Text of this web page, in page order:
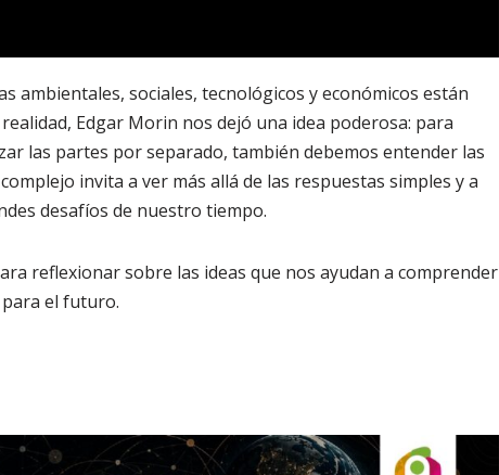
ambientales, sociales, tecnológicos y económicos están
Edgar Morin nos dejó una idea poderosa: para
las partes por separado, también debemos entender las
invita a ver más allá de las respuestas simples y a
desafíos de nuestro tiempo.
reflexionar sobre las ideas que nos ayudan a comprender
el futuro.